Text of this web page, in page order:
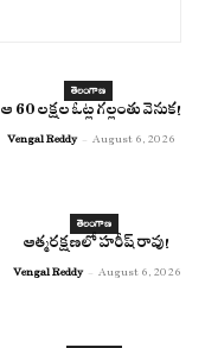
తెలంగాణ
ఆ 60 లక్షల ఓట్ల గల్లంతు వెనుక!
Vengal Reddy - August 6, 2026
తెలంగాణ
ఆత్మరక్షణలో హరీష్ రావు!
Vengal Reddy - August 6, 2026